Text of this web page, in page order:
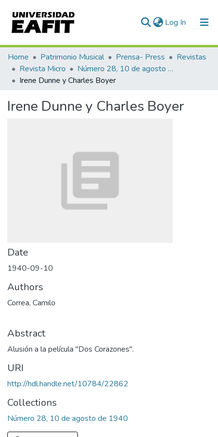
Log In (current)
Communities & Collections
All of DSpace
Home Patrimonio Musical Prensa- Press
Revistas
Revista Micro
Número 28, 10 de agosto de 1940
Irene Dunne y Charles Boyer
Irene Dunne y Charles Boyer
Date
1940-09-10
Authors
Correa, Camilo
Abstract
Alusión a la película "Dos Corazones".
URI
http://hdl.handle.net/10784/22862
Collections
Número 28, 10 de agosto de 1940